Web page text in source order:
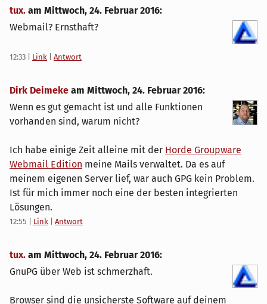
tux. am Mittwoch, 24. Februar 2016:
Webmail? Ernsthaft?
12:33 Link Antwort
Dirk Deimeke am Mittwoch, 24. Februar 2016:
Wenn es gut gemacht ist und alle Funktionen
vorhanden sind, warum nicht?
Ich habe einige Zeit alleine mit der Horde Groupware
Webmail Edition meine Mails verwaltet. Da es auf
meinem eigenen Server lief, war auch GPG kein Problem.
Ist für mich immer noch eine der besten integrierten
Lösungen.
12:55 Link Antwort
tux. am Mittwoch, 24. Februar 2016:
GnuPG über Web ist schmerzhaft.
Browser sind die unsicherste Software auf deinem